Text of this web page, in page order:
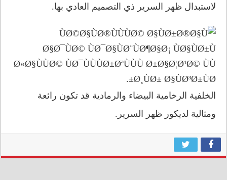
لاستبدال ظهر السرير ذي التصميم العادي بها.
الخلفية الرخامية البيضاء والرمادية قد تكون رائعة
ومثالية لديكور ظهر السرير.